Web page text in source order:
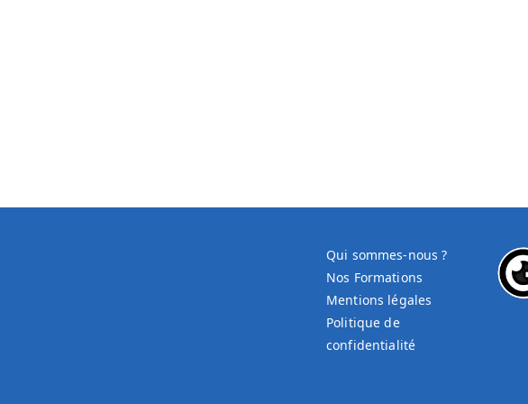
Qui sommes-nous ?
Nos Formations
Mentions légales
Politique de
confidentialité